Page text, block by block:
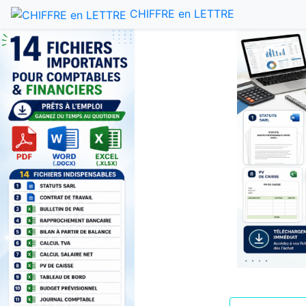
CHIFFRE en LETTRE